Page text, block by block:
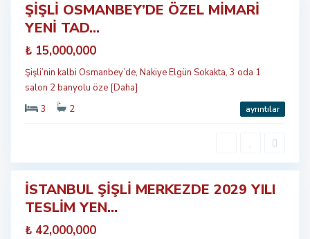
Öne
çıkan
ŞİŞLİ OSMANBEY’DE ÖZEL MİMARİ
YENİ TAD...
₺ 15,000,000
Şişli’nin kalbi Osmanbey’de, Nakiye Elgün Sokakta, 3 oda 1
salon 2 banyolu öze [Daha]
3
2 ayrıntılar
İ
Öne
çıkan
İSTANBUL ŞİŞLİ MERKEZDE 2029 YILI
TESLİM YEN...
₺ 42,000,000